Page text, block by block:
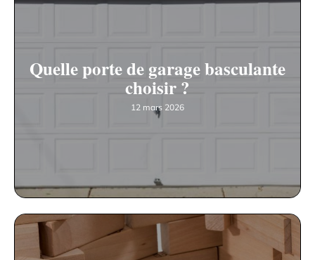
Quelle porte de garage basculante
choisir ?
12 mars 2026